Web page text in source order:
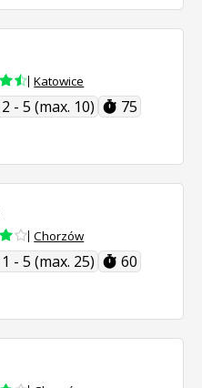
Katowice
2 - 5 (max. 10) 75
Chorzów
1 - 5 (max. 25) 60